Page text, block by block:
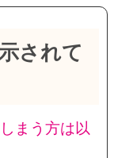
されて
まう方は以